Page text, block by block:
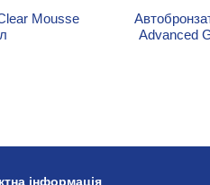
Mousse
Advanced
інформація